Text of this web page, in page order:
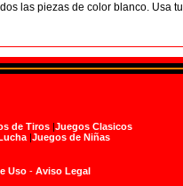
las piezas de color blanco. Usa tu
de Tiros|Juegos Clasicos
|Juegos de Niñas
Uso - Aviso Legal